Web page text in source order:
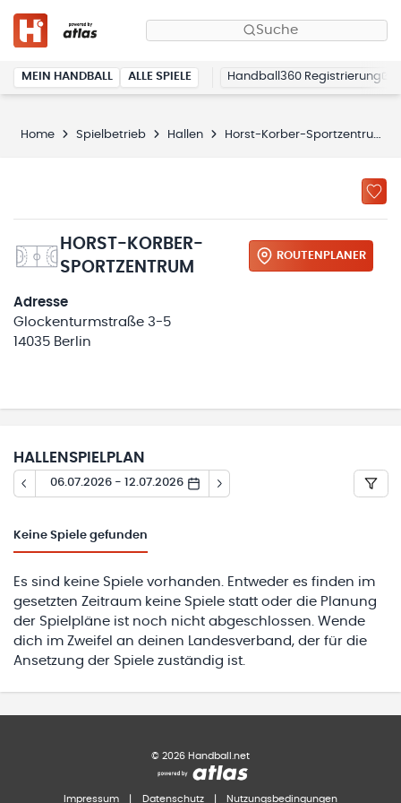
Suche
MEIN HANDBALL ALLE SPIELE Handball360 Registrierung
Home Spielbetrieb Hallen Horst-Korber-Sportzentrum
HORST-KORBER-
SPORTZENTRUM
ROUTENPLANER
Adresse
Glockenturmstraße 3-5
14035 Berlin
HALLENSPIELPLAN
06.07.2026 - 12.07.2026
Keine Spiele gefunden
Es sind keine Spiele vorhanden. Entweder es finden im
gesetzten Zeitraum keine Spiele statt oder die Planung
der Spielpläne ist noch nicht abgeschlossen. Wende
dich im Zweifel an deinen Landesverband, der für die
Ansetzung der Spiele zuständig ist.
© 2026 Handball.net
Impressum Datenschutz Nutzungsbedingungen